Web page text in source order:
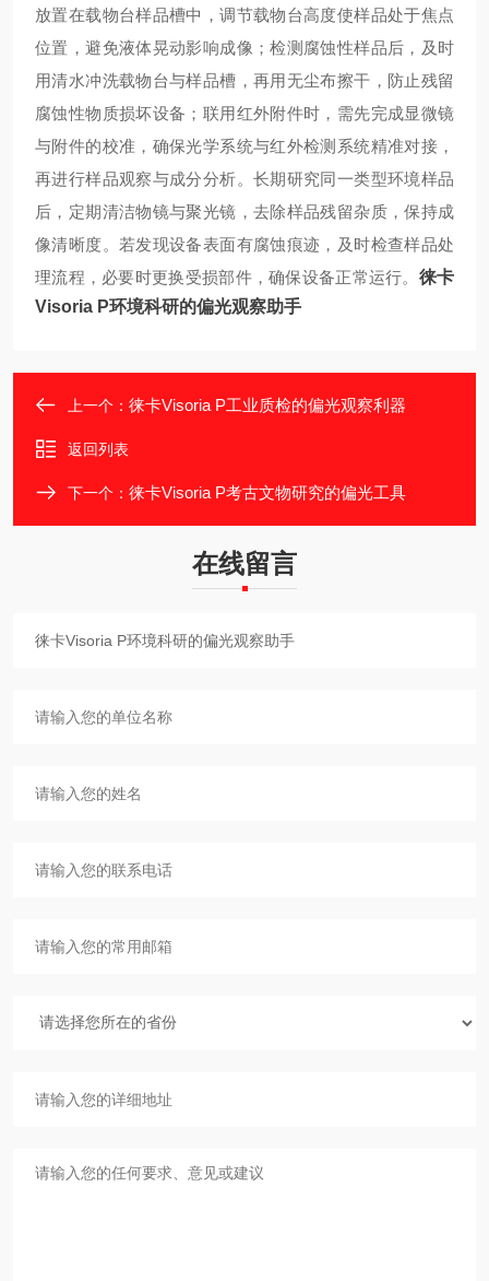
放置在载物台样品槽中，调节载物台高度使样品处于焦点
位置，避免液体晃动影响成像；检测腐蚀性样品后，及时
用清水冲洗载物台与样品槽，再用无尘布擦干，防止残留
腐蚀性物质损坏设备；联用红外附件时，需先完成显微镜
与附件的校准，确保光学系统与红外检测系统精准对接，
再进行样品观察与成分分析。长期研究同一类型环境样品
后，定期清洁物镜与聚光镜，去除样品残留杂质，保持成
像清晰度。若发现设备表面有腐蚀痕迹，及时检查样品处
理流程，必要时更换受损部件，确保设备正常运行。 徕卡
Visoria P环境科研的偏光观察助手
上一个： 徕卡Visoria P工业质检的偏光观察利器
返回列表
下一个： 徕卡Visoria P考古文物研究的偏光工具
在线留言